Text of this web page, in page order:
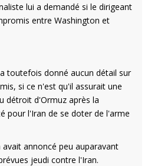
lui a demandé si le dirigeant
entre Washington et
toutefois donné aucun détail sur
si ce n'est qu'il assurait une
détroit d'Ormuz après la
pour l'Iran de se doter de l'arme
annoncé peu auparavant
jeudi contre l'Iran.